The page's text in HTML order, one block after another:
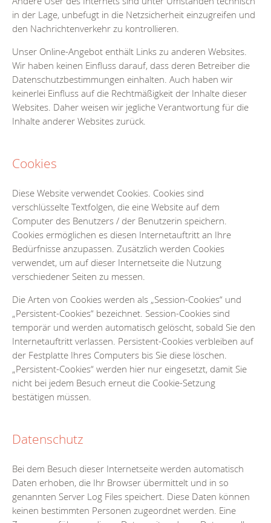
in der Lage, unbefugt in die Netzsicherheit einzugreifen und
den Nachrichtenverkehr zu kontrollieren.
Unser Online-Angebot enthält Links zu anderen Websites.
Wir haben keinen Einfluss darauf, dass deren Betreiber die
Datenschutzbestimmungen einhalten. Auch haben wir
keinerlei Einfluss auf die Rechtmäßigkeit der Inhalte dieser
Websites. Daher weisen wir jegliche Verantwortung für die
Inhalte anderer Websites zurück.
Cookies
Diese Website verwendet Cookies. Cookies sind
verschlüsselte Textfolgen, die eine Website auf dem
Computer des Benutzers / der Benutzerin speichern.
Cookies ermöglichen es diesen Internetauftritt an Ihre
Bedürfnisse anzupassen. Zusätzlich werden Cookies
verwendet, um auf dieser Internetseite die Nutzung
verschiedener Seiten zu messen.
Die Arten von Cookies werden als „Session-Cookies“ und
„Persistent-Cookies“ bezeichnet. Session-Cookies sind
temporär und werden automatisch gelöscht, sobald Sie den
Internetauftritt verlassen. Persistent-Cookies verbleiben auf
der Festplatte Ihres Computers bis Sie diese löschen.
„Persistent-Cookies“ werden hier nur eingesetzt, damit Sie
nicht bei jedem Besuch erneut die Cookie-Setzung
bestätigen müssen.
Datenschutz
Bei dem Besuch dieser Internetseite werden automatisch
Daten erhoben, die Ihr Browser übermittelt und in so
genannten Server Log Files speichert. Diese Daten können
keinen bestimmten Personen zugeordnet werden. Eine